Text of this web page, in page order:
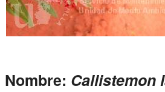
Nombre: Callistemon